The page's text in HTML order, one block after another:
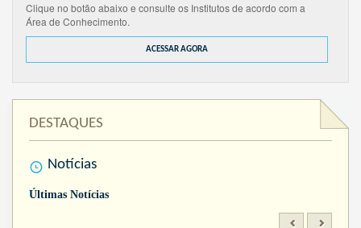
Clique no botão abaixo e consulte os Institutos de acordo com a
Área de Conhecimento.
ACESSAR AGORA
DESTAQUES
Notícias
Últimas Notícias